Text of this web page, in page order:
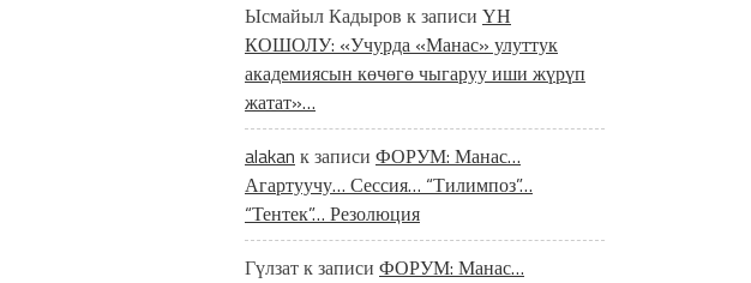
Ысмайыл Кадыров к записи ҮН
КОШОЛУ: «Учурда «Манас» улуттук
академиясын көчөгө чыгаруу иши жүрүп
жатат»…
alakan к записи ФОРУМ: Манас…
Агартуучу… Сессия… “Тилимпоз”…
“Тентек”… Резолюция
Гүлзатк записи ФОРУМ: Манас…